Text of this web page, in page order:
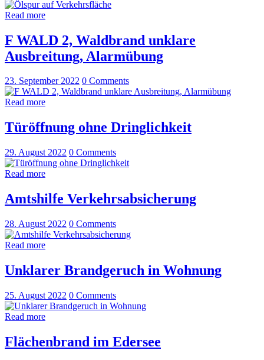
Read more
F WALD 2, Waldbrand unklare
Ausbreitung, Alarmübung
23. September 2022 0 Comments
Read more
Türöffnung ohne Dringlichkeit
29. August 2022 0 Comments
Read more
Amtshilfe Verkehrsabsicherung
28. August 2022 0 Comments
Read more
Unklarer Brandgeruch in Wohnung
25. August 2022 0 Comments
Read more
Flächenbrand im Edersee